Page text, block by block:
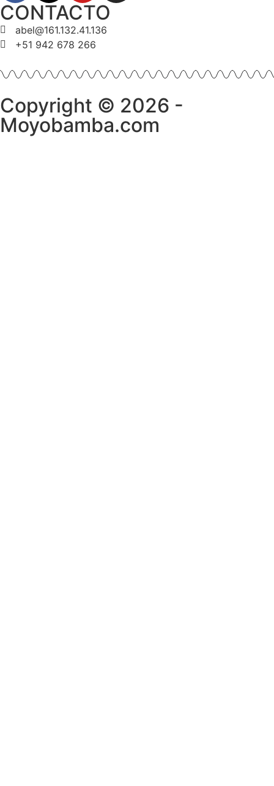
CONTACTO
abel@161.132.41.136
+51 942 678 266
Copyright © 2026 -
Moyobamba.com